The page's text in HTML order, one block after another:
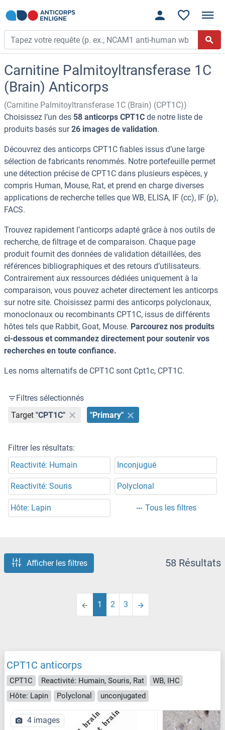
Carnitine Palmitoyltransferase 1C
(Brain) Anticorps
(Carnitine Palmitoyltransferase 1C (Brain) (CPT1C))
Choisissez l’un des 58 anticorps CPT1C de notre liste de
produits basés sur26 images de validation.
Découvrez des anticorps CPT1C fiables issus d’une large
sélection de fabricants renommés. Notre portefeuille permet
une détection précise de CPT1C dans plusieurs espèces, y
compris Human, Mouse, Rat, et prend en charge diverses
applications de recherche telles que WB, ELISA, IF (cc), IF (p),
FACS.
Trouvez rapidement l’anticorps adapté grâce à nos outils de
recherche, de filtrage et de comparaison. Chaque page
produit fournit des données de validation détaillées, des
références bibliographiques et des retours d’utilisateurs.
Contrairement aux ressources dédiées uniquement à la
comparaison, vous pouvez acheter directement les anticorps
sur notre site. Choisissez parmi des anticorps polyclonaux,
monoclonaux ou recombinants CPT1C, issus de différents
hôtes tels que Rabbit, Goat, Mouse. Parcourez nos produits
ci-dessous et commandez directement pour soutenir vos
recherches en toute confiance.
Les noms alternatifs de CPT1C sont Cpt1c, CPT1C.
Filtres sélectionnés
Target "CPT1C" "Primary"
Filtrer les résultats:
Reactivité: Humain
Inconjugué
Reactivité: Souris Polyclonal
Hôte: Lapin Tous les filtres
Afficher les filtres 58 Résultats
1 2 3
CPT1C anticorps
CPT1C Reactivité: Humain, Souris, Rat
WB, IHC
Hôte: Lapin
Polyclonal unconjugated
4 images